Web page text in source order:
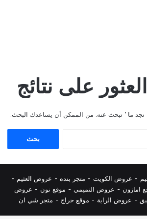
على نتائج
نجد ما ’ تبحث عنه. من الممكن أن يساعدك البحث.
- عروض الكويت - متجر بنده - عروض العثيم -
امازون - عروض التميمي - موقع نون - عروض
- عروض الراية - موقع حراج - متجر شي ان